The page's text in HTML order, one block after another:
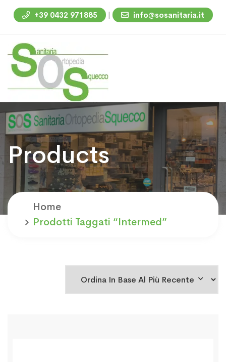
+39 0432 971885 | info@sosanitaria.it
Products
Home
Prodotti Taggati “intermed”